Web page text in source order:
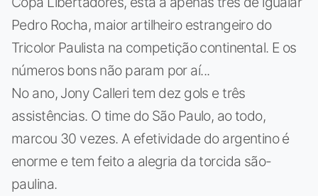
Pedro Rocha, maior artilheiro estrangeiro do
Tricolor Paulista na competição continental. E os
números bons não param por aí...
No ano, Jony Calleri tem dez gols e três
assistências. O time do São Paulo, ao todo,
marcou 30 vezes. A efetividade do argentino é
enorme e tem feito a alegria da torcida são-
paulina.